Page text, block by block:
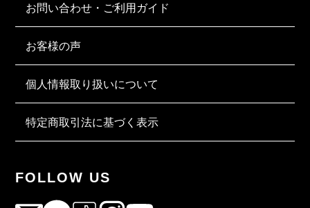
お問い合わせ・ご利用ガイド
お客様の声
個人情報取り扱いについて
特定商取引法に基づく表示
FOLLOW US